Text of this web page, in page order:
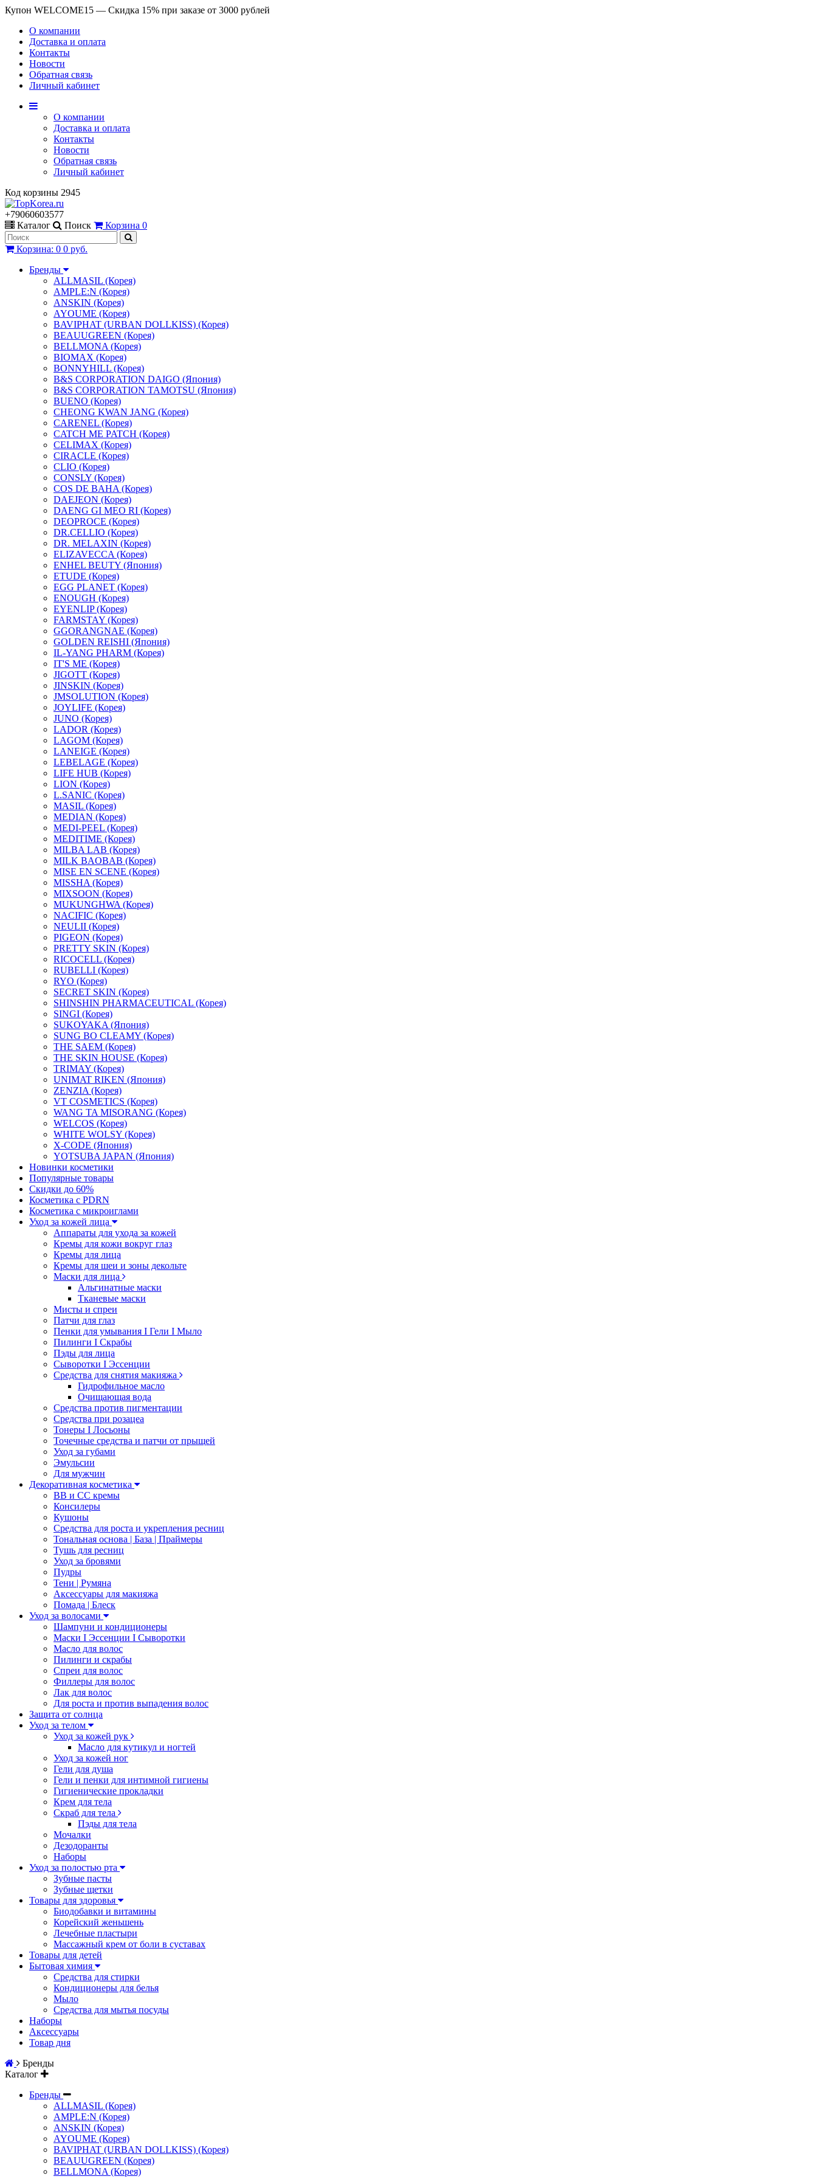
Купон WELCOME15 — Скидка 15% при заказе от 3000 рублей
О компании
Доставка и оплата
Контакты
Новости
Обратная связь
Личный кабинет
О компании
Доставка и оплата
Контакты
Новости
Обратная связь
Личный кабинет
Код корзины 2945
+79060603577
Каталог
Поиск Корзина 0
Корзина: 0 0 руб.
Бренды
ALLMASIL (Корея)
AMPLE:N (Корея)
ANSKIN (Корея)
AYOUME (Корея)
BAVIPHAT (URBAN DOLLKISS) (Корея)
BEAUUGREEN (Корея)
BELLMONA (Корея)
BIOMAX (Корея)
BONNYHILL (Корея)
B&S CORPORATION DAIGO (Япония)
B&S CORPORATION TAMOTSU (Япония)
BUENO (Корея)
CHEONG KWAN JANG (Корея)
CARENEL (Корея)
CATCH ME PATCH (Корея)
CELIMAX (Корея)
CIRACLE (Корея)
CLIO (Корея)
CONSLY (Корея)
COS DE BAHA (Корея)
DAEJEON (Корея)
DAENG GI MEO RI (Корея)
DEOPROCE (Корея)
DR.CELLIO (Корея)
DR. MELAXIN (Корея)
ELIZAVECCA (Корея)
ENHEL BEUTY (Япония)
ETUDE (Корея)
EGG PLANET (Корея)
ENOUGH (Корея)
EYENLIP (Корея)
FARMSTAY (Корея)
GGORANGNAE (Корея)
GOLDEN REISHI (Япония)
IL-YANG PHARM (Корея)
IT'S ME (Корея)
JIGOTT (Корея)
JINSKIN (Корея)
JMSOLUTION (Корея)
JOYLIFE (Корея)
JUNO (Корея)
LADOR (Корея)
LAGOM (Корея)
LANEIGE (Корея)
LEBELAGE (Корея)
LIFE HUB (Корея)
LION (Корея)
L.SANIC (Корея)
MASIL (Корея)
MEDIAN (Корея)
MEDI-PEEL (Корея)
MEDITIME (Корея)
MILBA LAB (Корея)
MILK BAOBAB (Корея)
MISE EN SCENE (Корея)
MISSHA (Корея)
MIXSOON (Корея)
MUKUNGHWA (Корея)
NACIFIC (Корея)
NEULII (Корея)
PIGEON (Корея)
PRETTY SKIN (Корея)
RICOCELL (Корея)
RUBELLI (Корея)
RYO (Корея)
SECRET SKIN (Корея)
SHINSHIN PHARMACEUTICAL (Корея)
SINGI (Корея)
SUKOYAKA (Япония)
SUNG BO CLEAMY (Корея)
THE SAEM (Корея)
THE SKIN HOUSE (Корея)
TRIMAY (Корея)
UNIMAT RIKEN (Япония)
ZENZIA (Корея)
VT COSMETICS (Корея)
WANG TA MISORANG (Корея)
WELCOS (Корея)
WHITE WOLSY (Корея)
X-CODE (Япония)
YOTSUBA JAPAN (Япония)
Новинки косметики
Популярные товары
Скидки до 60%
Косметика с PDRN
Косметика с микроиглами
Уход за кожей лица
Аппараты для ухода за кожей
Кремы для кожи вокруг глаз
Кремы для лица
Кремы для шеи и зоны декольте
Маски для лица
Альгинатные маски
Тканевые маски
Мисты и спреи
Патчи для глаз
Пенки для умывания I Гели I Мыло
Пилинги I Cкрабы
Пэды для лица
Сыворотки I Эссенции
Средства для снятия макияжа
Гидрофильное масло
Очищающая вода
Средства против пигментации
Средства при розацеа
Тонеры I Лосьоны
Точечные средства и патчи от прыщей
Уход за губами
Эмульсии
Для мужчин
Декоративная косметика
ВВ и СС кремы
Консилеры
Кушоны
Средства для роста и укрепления ресниц
Тональная основа | База | Праймеры
Тушь для ресниц
Уход за бровями
Пудры
Тени | Румяна
Аксессуары для макияжа
Помада | Блеск
Уход за волосами
Шампуни и кондиционеры
Маски I Эссенции I Сыворотки
Масло для волос
Пилинги и скрабы
Спреи для волос
Филлеры для волос
Лак для волос
Для роста и против выпадения волос
Защита от солнца
Уход за телом
Уход за кожей рук
Масло для кутикул и ногтей
Уход за кожей ног
Гели для душа
Гели и пенки для интимной гигиены
Гигиенические прокладки
Крем для тела
Скраб для тела
Пэды для тела
Мочалки
Дезодоранты
Наборы
Уход за полостью рта
Зубные пасты
Зубные щетки
Товары для здоровья
Биодобавки и витамины
Корейский женьшень
Лечебные пластыри
Массажный крем от боли в суставах
Товары для детей
Бытовая химия
Средства для стирки
Кондиционеры для белья
Мыло
Средства для мытья посуды
Наборы
Аксессуары
Товар дня
Бренды
Каталог
Бренды
ALLMASIL (Корея)
AMPLE:N (Корея)
ANSKIN (Корея)
AYOUME (Корея)
BAVIPHAT (URBAN DOLLKISS) (Корея)
BEAUUGREEN (Корея)
BELLMONA (Корея)